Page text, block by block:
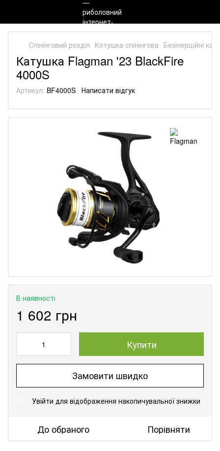
Спінінговий розділ Котушка спінінгова Безінерційні
Катушка Flagman '23 BlackFire
4000S
Артикул: BF4000S Написати відгук
В наявності
1 602 грн
Купити
Замовити швидко
Увійти для відображення накопичувальної знижки
До обраного Порівняти